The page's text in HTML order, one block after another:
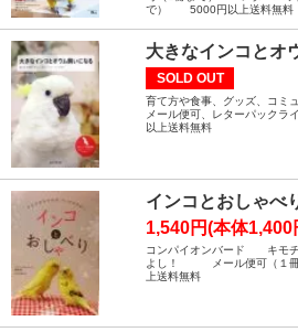
で） 5000円以上送料無料
大きなインコとオ
SOLD OUT
育て方や食事、グッズ、コ
メール便可、レターパッ
以上送料無料
インコとおしゃべ
1,540円(本体
コンパイオンバード キモチ
よし！ メール便可（１
上送料無料